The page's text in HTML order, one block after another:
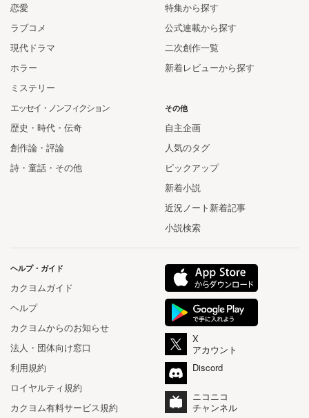
特集から探す
公式連載から探す
二次創作一覧
新着レビューから探す
恋愛
ラブコメ
現代ドラマ
ホラー
ミステリー
エッセイ・ノンフィクション
歴史・時代・伝奇
創作論・評論
詩・童話・その他
その他
自主企画
人気のタグ
ピックアップ
新着小説
近況ノート新着記事
小説検索
ヘルプ・ガイド
カクヨムガイド
ヘルプ
カクヨムからのお知らせ
法人・団体向け窓口
利用規約
ロイヤルティ規約
カクヨム有料サービス規約
X
アカウント
Discord
ニコニコ
チャンネル